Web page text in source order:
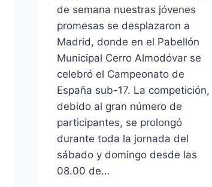
de semana nuestras jóvenes
promesas se desplazaron a
Madrid, donde en el Pabellón
Municipal Cerro Almodóvar se
celebró el Campeonato de
España sub-17. La competición,
debido al gran número de
participantes, se prolongó
durante toda la jornada del
sábado y domingo desde las
08.00 de…